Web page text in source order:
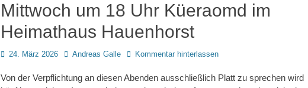
Mittwoch um 18 Uhr Küeraomd im
Heimathaus Hauenhorst
Posted
24. März 2026 AutorAndreas Galle Kommentar hinterlassen
Von der Verpflichtung an diesen Abenden ausschließlich Platt zu sprechen wird